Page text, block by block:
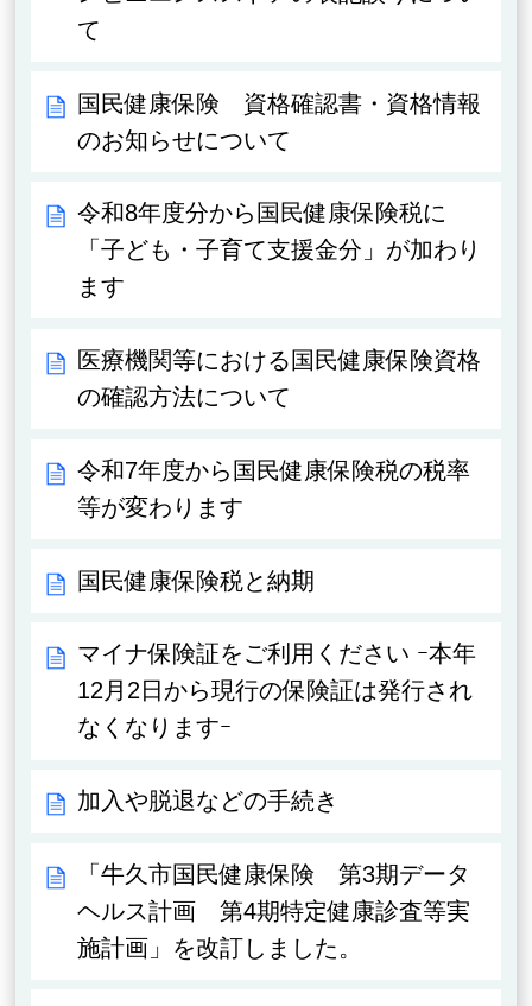
て
国民健康保険 資格確認書・資格情報
のお知らせについて
令和8年度分から国民健康保険税に
「子ども・子育て支援金分」が加わり
ます
医療機関等における国民健康保険資格
の確認方法について
令和7年度から国民健康保険税の税率
等が変わります
国民健康保険税と納期
マイナ保険証をご利用ください ｰ本年
12月2日から現行の保険証は発行され
なくなりますｰ
加入や脱退などの手続き
「牛久市国民健康保険 第3期データ
ヘルス計画 第4期特定健康診査等実
施計画」を改訂しました。